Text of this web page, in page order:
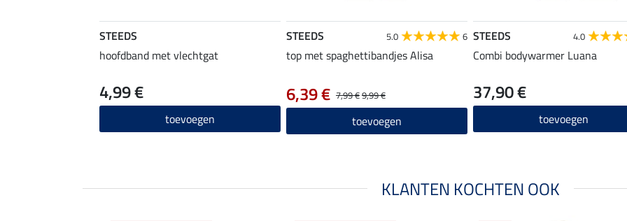
STEEDS
hoofdband met vlechtgat
4,99 €
toevoegen
STEEDS 5.0 6
top met spaghettibandjes Alisa
7,99 €9,99 €
6,39 €
toevoegen
STEEDS 4.0
Combi bodywarmer Luana
37,90 €
toevoegen
KLANTEN KOCHTEN OOK